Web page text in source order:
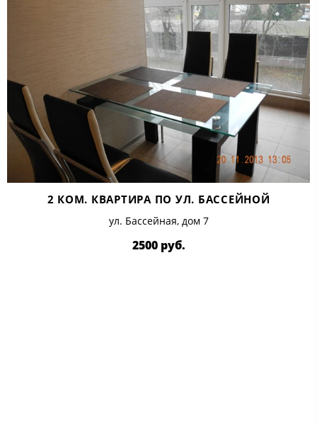
2 КОМ. КВАРТИРА ПО УЛ. БАССЕЙНОЙ
ул. Бассейная, дом 7
2500 руб.